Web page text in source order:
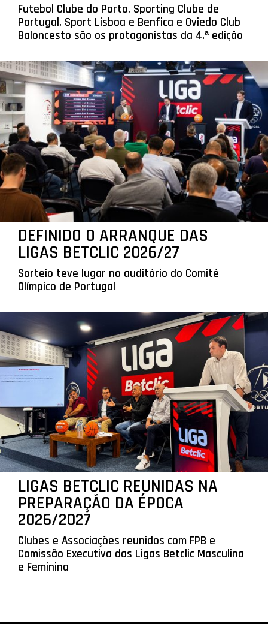
Futebol Clube do Porto, Sporting Clube de
Portugal, Sport Lisboa e Benfica e Oviedo Club
Baloncesto são os protagonistas da 4.ª edição
DEFINIDO O ARRANQUE DAS
LIGAS BETCLIC 2026/27
Sorteio teve lugar no auditório do Comité
Olímpico de Portugal
LIGAS BETCLIC REUNIDAS NA
PREPARAÇÃO DA ÉPOCA
2026/2027
Clubes e Associações reunidos com FPB e
Comissão Executiva das Ligas Betclic Masculina
e Feminina